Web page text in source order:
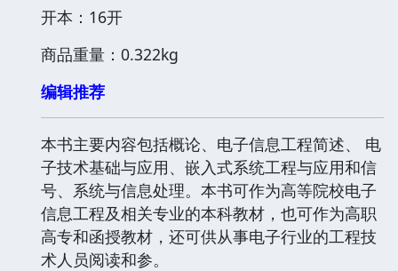
开本：16开
商品重量：0.322kg
编辑推荐
本书主要内容包括概论、电子信息工程简述、 电
子技术基础与应用、嵌入式系统工程与应用和信
号、系统与信息处理。本书可作为高等院校电子
信息工程及相关专业的本科教材，也可作为高职
高专和函授教材，还可供从事电子行业的工程技
术人员阅读和参。